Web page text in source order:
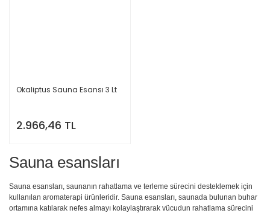
Okaliptus Sauna Esansı 3 Lt
2.966,46 TL
Sauna esansları
Sauna esansları, saunanın rahatlama ve terleme sürecini desteklemek için
kullanılan aromaterapi ürünleridir. Sauna esansları, saunada bulunan buhar
ortamına katılarak nefes almayı kolaylaştırarak vücudun rahatlama sürecini